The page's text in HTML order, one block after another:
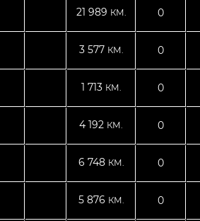
21 989 КМ. 0
3 577 КМ. 0
1 713 КМ. 0
4 192 КМ. 0
6 748 КМ. 0
5 876 КМ. 0